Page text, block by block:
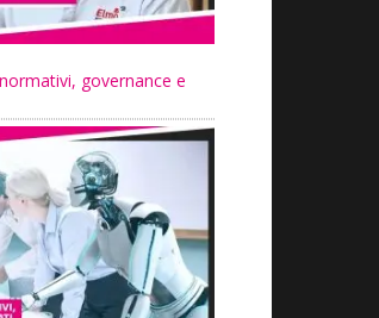
governance e